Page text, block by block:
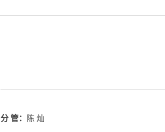
分 管： 陈 灿